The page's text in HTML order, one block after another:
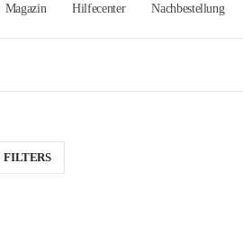
Magazin Hilfecenter Nachbestellung
FILTERS